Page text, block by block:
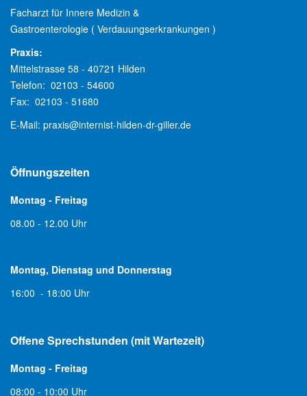
Facharzt für Innere Medizin &
Gastroenterologie ( Verdauungserkrankungen )
Praxis:
Mittelstrasse 58 - 40721 Hilden
Telefon: 02103 - 54600
Fax: 02103 - 51680
E-Mail: praxis@internist-hilden-dr-giller.de
Öffnungszeiten
Montag - Freitag
08.00 - 12.00 Uhr
Montag, Dienstag und Donnerstag
16:00 - 18:00 Uhr
Offene Sprechstunden (mit Wartezeit)
Montag - Freitag
08:00 - 10:00 Uhr